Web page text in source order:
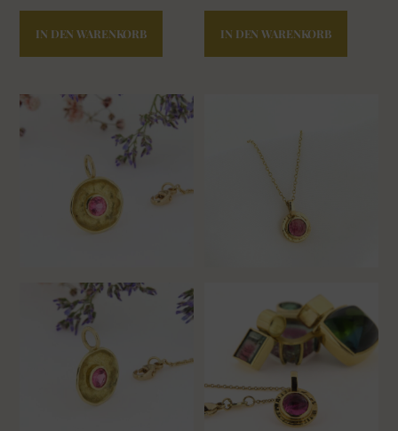
IN DEN WARENKORB IN DEN WARENKORB